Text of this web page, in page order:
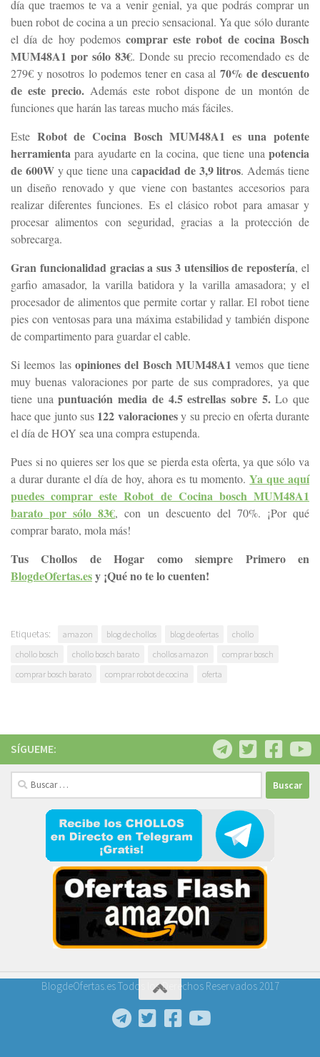
día que traemos te va a venir genial, ya que podrás comprar un
buen robot de cocina a un precio sensacional. Ya que sólo durante
el día de hoy podemoscomprar este robot de cocina Bosch
MUM48A1 por sólo 83€. Donde su precio recomendado es de
279€ y nosotros lo podemos tener en casa al 70% de descuento
de este precio.Además este robot dispone de un montón de
funciones que harán las tareas mucho más fáciles.
Este Robot de Cocina Bosch MUM48A1 es una potente
herramienta para ayudarte en la cocina, que tiene unapotencia
de 600Wy que tiene una capacidad de 3,9 litros. Además tiene
un diseño renovado y que viene con bastantes accesorios para
realizar diferentes funciones. Es el clásico robot para amasar y
procesar alimentos con seguridad, gracias a la protección de
sobrecarga.
Gran funcionalidad gracias a sus 3 utensilios de repostería, el
garfio amasador, la varilla batidora y la varilla amasadora; y el
procesador de alimentos que permite cortar y rallar. El robot tiene
pies con ventosas para una máxima estabilidad y también dispone
de compartimento para guardar el cable.
Si leemos las opiniones del Bosch MUM48A1 vemos que tiene
muy buenas valoraciones por parte de sus compradores, ya que
tiene unapuntuación media de 4.5 estrellas sobre 5.Lo que
hace que junto sus 122 valoracionesy su precio en oferta durante
el día de HOY sea una compra estupenda.
Pues si no quieres ser los que se pierda esta oferta, ya que sólo va
a durar durante el día de hoy, ahora es tu momento.Ya que aquí
puedes comprar este Robot de Cocina bosch MUM48A1
barato por sólo 83€, con un descuento del 70%. ¡Por qué
comprar barato, mola más!
Tus Chollos de Hogar como siempre Primero en
BlogdeOfertas.esy ¡Qué no te lo cuenten!
Etiquetas: amazon blog de chollos blog de ofertas
chollo
chollo bosch
chollo bosch barato chollos amazon
comprar bosch
comprar bosch barato
comprar robot de cocina oferta
SÍGUEME:
Buscar:
BlogdeOfertas.es Todos los Derechos Reservados 2017